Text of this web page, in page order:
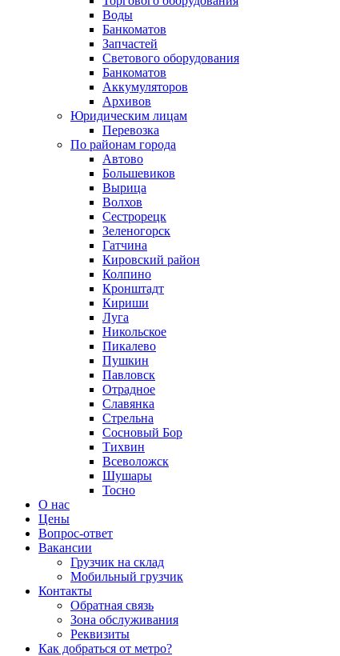
Воды
Банкоматов
Запчастей
Светового оборудования
Банкоматов
Аккумуляторов
Архивов
Юридическим лицам
Перевозка
По районам города
Автово
Большевиков
Вырица
Волхов
Сестрорецк
Зеленогорск
Гатчина
Кировский район
Колпино
Кронштадт
Кириши
Луга
Никольское
Пикалево
Пушкин
Павловск
Отрадное
Славянка
Стрельна
Сосновый Бор
Тихвин
Всеволожск
Шушары
Тосно
О нас
Цены
Вопрос-ответ
Вакансии
Грузчик на склад
Мобильный грузчик
Контакты
Обратная связь
Зона обслуживания
Реквизиты
Как добраться от метро?